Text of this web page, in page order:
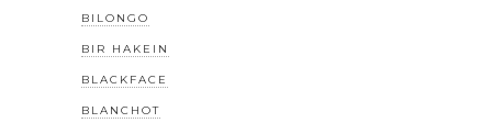
BILONGO
BIR HAKEIN
BLACKFACE
BLANCHOT